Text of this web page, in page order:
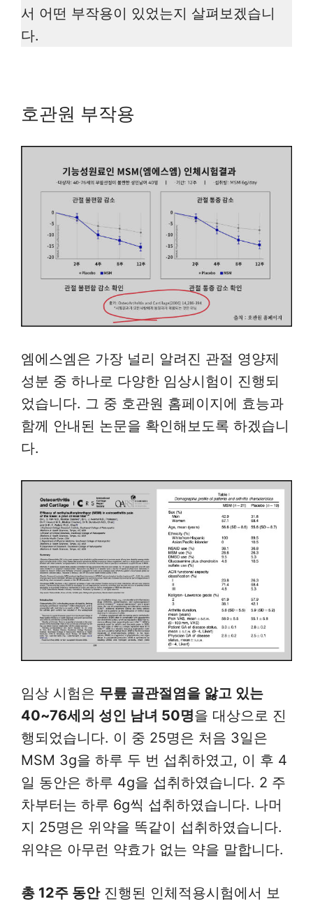
서 어떤 부작용이 있었는지 살펴보겠습니
다.
호관원 부작용
엠에스엠은 가장 널리 알려진 관절 영양제
성분 중 하나로 다양한 임상시험이 진행되
었습니다. 그 중 호관원 홈페이지에 효능과
함께 안내된 논문을 확인해보도록 하겠습니
다.
임상 시험은 무릎 골관절염을 앓고 있는
40~76세의 성인 남녀 50명을 대상으로 진
행되었습니다. 이 중 25명은 처음 3일은
MSM 3g을 하루 두 번 섭취하였고, 이 후 4
일 동안은 하루 4g을 섭취하였습니다. 2 주
차부터는 하루 6g씩 섭취하였습니다. 나머
지 25명은 위약을 똑같이 섭취하였습니다.
위약은 아무런 약효가 없는 약을 말합니다.
총 12주 동안진행된 인체적용시험에서 보